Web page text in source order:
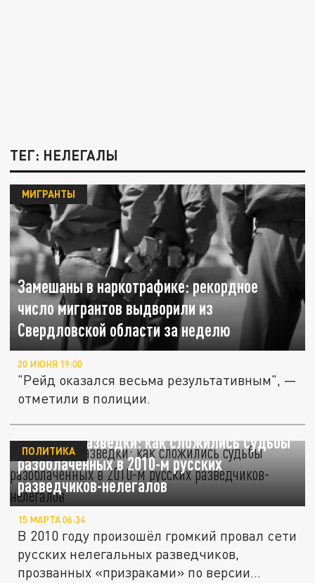
ТЕГ: НЕЛЕГАЛЫ
Замешаны в наркотрафике: рекордное
число мигрантов выдворили из
Свердловской области за неделю
МИГРАНТЫ
20 ИЮНЯ 19:00
"Рейд оказался весьма результативным", —
отметили в полиции.
Призраки разведки: как сложились судьбы
разоблаченных в 2010-м русских
разведчиков-нелегалов
ПОЛИТИКА
15 МАРТА 06:34
В 2010 году произошёл громкий провал сети
русских нелегальных разведчиков,
прозванных «призраками» по версии...